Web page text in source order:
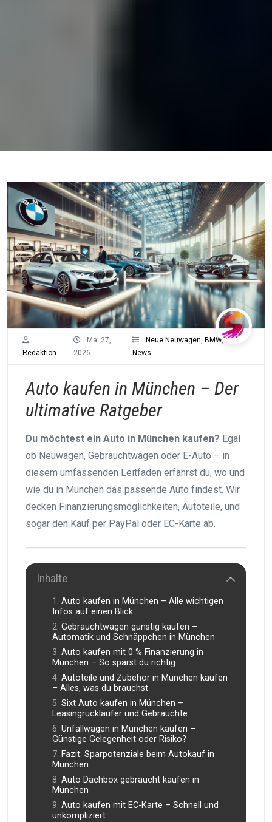
Redaktion
Mai 27,
2026
Neue Neuwagen, BMW,
News
Auto kaufen in München – Der
ultimative Ratgeber
Du möchtest ein Auto in München kaufen? Egal
ob Neuwagen, Gebrauchtwagen oder E-Auto – in
diesem umfassenden Leitfaden erfährst du, wo und
wie du in München das passende Auto findest. Wir
decken Finanzierungsmöglichkeiten, Autoteile, und
sogar den Kauf per PayPal oder EC-Karte ab.
Inhalte
Auto kaufen in München – Alle wichtigen
Infos auf einen Blick
Gebrauchtwagen günstig kaufen –
Automatik und Schnäppchen in München
Auto kaufen mit 0 % Finanzierung in
München – So sparst du richtig
Autoteile und Zubehör in München kaufen
– Alles, was du brauchst
Sixt Auto kaufen in München –
Leasingrückläufer und Gebrauchte
Unfallwagen in München kaufen –
Günstige Gelegenheit oder Risiko?
Fazit: Sparpotenziale beim Autokauf in
München
Auto Dachbox gebraucht kaufen in
München
Auto kaufen mit EC-Karte – Schnell und
unkompliziert